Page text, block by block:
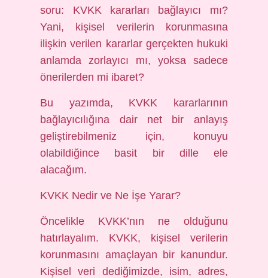
soru: KVKK kararları bağlayıcı mı?
Yani, kişisel verilerin korunmasına
ilişkin verilen kararlar gerçekten hukuki
anlamda zorlayıcı mı, yoksa sadece
önerilerden mi ibaret?
Bu yazımda, KVKK kararlarının
bağlayıcılığına dair net bir anlayış
geliştirebilmeniz için, konuyu
olabildiğince basit bir dille ele
alacağım.
KVKK Nedir ve Ne İşe Yarar?
Öncelikle KVKK’nın ne olduğunu
hatırlayalım. KVKK, kişisel verilerin
korunmasını amaçlayan bir kanundur.
Kişisel veri dediğimizde, isim, adres,